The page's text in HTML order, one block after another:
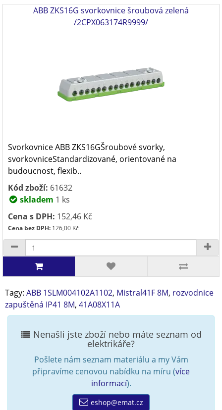
ABB ZKS16G svorkovnice šroubová zelená
/2CPX063174R9999/
Svorkovnice ABB ZKS16GŠroubové svorky,
svorkovniceStandardizované, orientované na
budoucnost, flexib..
Kód zboží: 61632
skladem 1 ks
Cena s DPH: 152,46 Kč
Cena bez DPH: 126,00 Kč
Tagy: ABB 1SLM004102A1102, Mistral41F 8M, rozvodnice
zapuštěná IP41 8M, 41A08X11A
Nenašli jste zboží nebo máte seznam od
elektrikáře?
Pošlete nám seznam materiálu a my Vám
připravíme cenovou nabídku na míru (více
informací).
eshop@emat.cz